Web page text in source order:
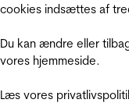
cookies indsættes af
Du kan ændre eller
vores hjemmeside.
Læs vores